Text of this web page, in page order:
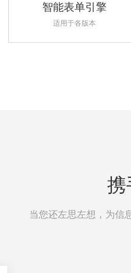
智能表单引擎
适用于各版本
携
当您还左思左想，为信